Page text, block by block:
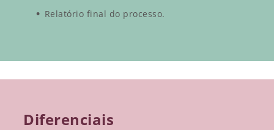
Relatório final do processo.
Diferenciais